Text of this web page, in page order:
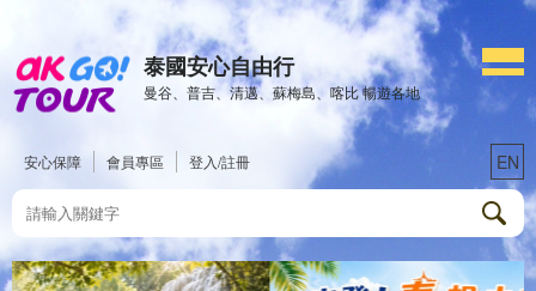
泰國安心自由行
曼谷、普吉、清邁、蘇梅島、喀比 暢遊各地
安心保障 會員專區 登入/註冊 EN